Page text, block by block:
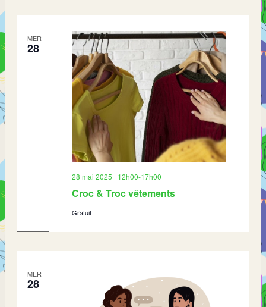
MER
28
Croc & Troc vêtements
28 mai 2025 | 12h00-17h00
Gratuit
MER
28